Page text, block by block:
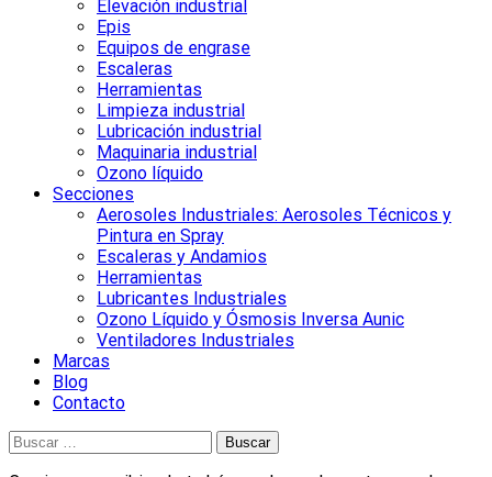
Elevación industrial
Epis
Equipos de engrase
Escaleras
Herramientas
Limpieza industrial
Lubricación industrial
Maquinaria industrial
Ozono líquido
Secciones
Aerosoles Industriales: Aerosoles Técnicos y
Pintura en Spray
Escaleras y Andamios
Herramientas
Lubricantes Industriales
Ozono Líquido y Ósmosis Inversa Aunic
Ventiladores Industriales
Marcas
Blog
Contacto
Buscar: